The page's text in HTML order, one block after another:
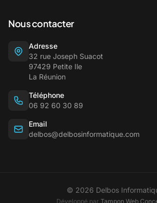
Nous contacter
Adresse
32 rue Joseph Suacot
97429 Petite Ile
La Réunion
Téléphone
06 92 60 30 89
Email
delbos@delbosinformatique.com
© 2026 Delbos
Développé par Tampon Web